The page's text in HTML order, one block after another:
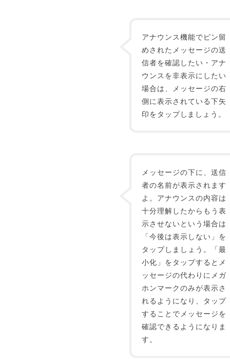
アナウンス機能でピン留
めされたメッセージの送
信者を確認したい・アナ
ウンスを非表示にしたい
場合は、メッセージの右
側に表示されている下矢
印をタップしましょう。
メッセージの下に、送信
者の名前が表示されます
よ。アナウンスの内容は
十分理解したからもう表
示させないという場合は
「今後は表示しない」を
タップしましょう。「最
小化」をタップするとメ
ッセージの代わりにメガ
ホンマークのみが表示さ
れるようになり、タップ
することでメッセージを
確認できるようになりま
す。